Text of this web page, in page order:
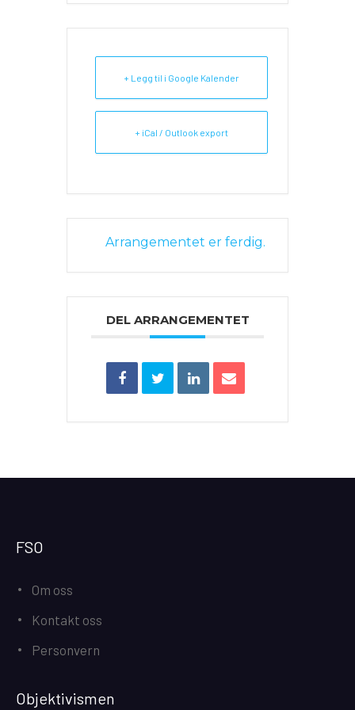
+ Legg til i Google Kalender
+ iCal / Outlook export
Arrangementet er ferdig.
DEL ARRANGEMENTET
FSO
Om oss
Kontakt oss
Personvern
Objektivismen